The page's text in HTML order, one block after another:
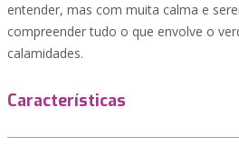
entender, mas com muita calma e
compreender tudo o que envolve o
calamidades.
Características